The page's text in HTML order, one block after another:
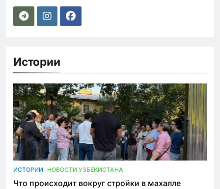
Истории
ИСТОРИИ НОВОСТИ УЗБЕКИСТАНА
Что происходит вокруг стройки в махалле